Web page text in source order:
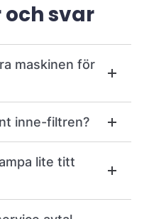
svar
maskinen för
inne-filtren?
lite titt